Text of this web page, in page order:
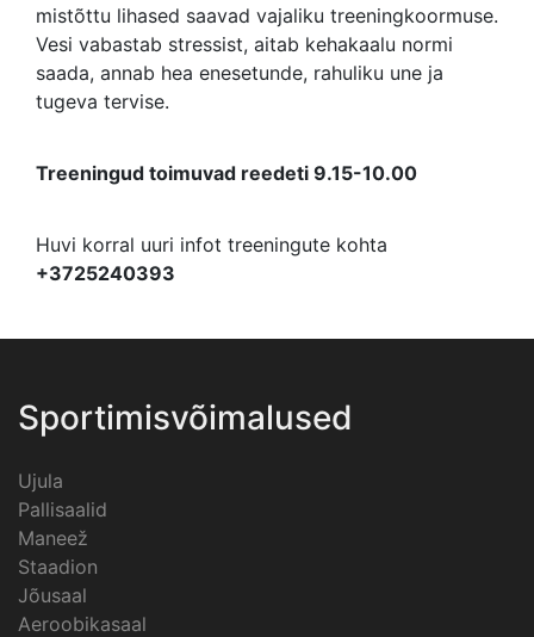
mistõttu lihased saavad vajaliku treeningkoormuse.
Vesi vabastab stressist, aitab kehakaalu normi
saada, annab hea enesetunde, rahuliku une ja
tugeva tervise.
Treeningud toimuvad reedeti 9.15-10.00
Huvi korral uuri infot treeningute kohta
+3725240393
Sportimisvõimalused
Ujula
Pallisaalid
Maneež
Staadion
Jõusaal
Aeroobikasaal